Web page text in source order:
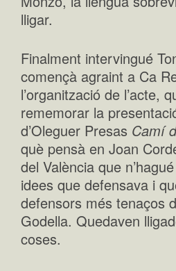
lligar.
Finalment intervingué
començà agraint a Ca
l’organització de l’acte,
rememorar la
d’Oleguer Presas Camí
què pensà en Joan
del València que
idees que defensava i
defensors més tenaços
Godella. Quedaven
coses.